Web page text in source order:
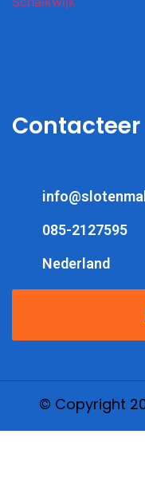
Contacteer
085-2127595
Nederland
© Copyright